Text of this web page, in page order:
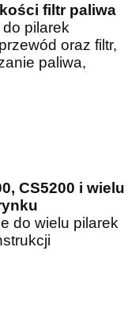
filtr paliwa
pilarek
oraz filtr,
paliwa,
CS5200 i wielu
do wielu pilarek